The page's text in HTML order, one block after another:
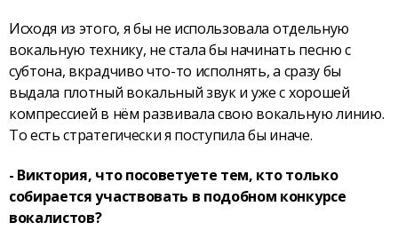
Исходя из этого, я бы не использовала отдельную
вокальную технику, не стала бы начинать песню с
субтона, вкрадчиво что-то исполнять, а сразу бы
выдала плотный вокальный звук и уже с хорошей
компрессией в нём развивала свою вокальную линию.
То есть стратегически я поступила бы иначе.
- Виктория, что посоветуете тем, кто только
собирается участвовать в подобном конкурсе
вокалистов?